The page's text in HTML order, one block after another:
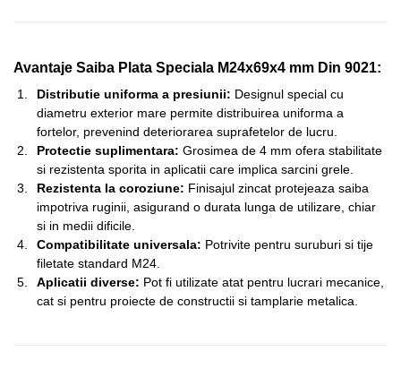
Avantaje Saiba Plata Speciala M24x69x4 mm Din 9021:
Distributie uniforma a presiunii: Designul special cu
diametru exterior mare permite distribuirea uniforma a
fortelor, prevenind deteriorarea suprafetelor de lucru.
Protectie suplimentara: Grosimea de 4 mm ofera stabilitate
si rezistenta sporita in aplicatii care implica sarcini grele.
Rezistenta la coroziune: Finisajul zincat protejeaza saiba
impotriva ruginii, asigurand o durata lunga de utilizare, chiar
si in medii dificile.
Compatibilitate universala: Potrivite pentru suruburi si tije
filetate standard M24.
Aplicatii diverse: Pot fi utilizate atat pentru lucrari mecanice,
cat si pentru proiecte de constructii si tamplarie metalica.